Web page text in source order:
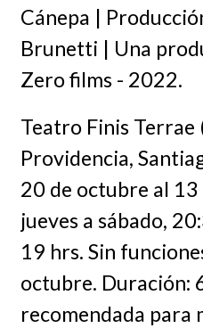
Cánepa |
Brunetti | Una
Zero films - 2022.
Teatro Finis
Providencia,
20 de octubre al
jueves a sábado,
19 hrs. Sin
octubre. Duración:
recomendada para